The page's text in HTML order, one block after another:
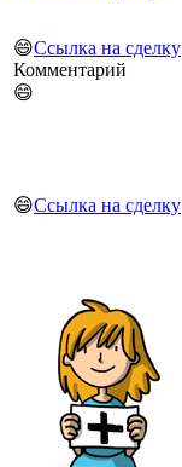
😄Ссылка на сделку
Комментарий
😄
😄Ссылка на сделку